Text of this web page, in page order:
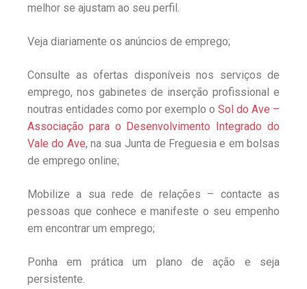
melhor se ajustam ao seu perfil.
Veja diariamente os anúncios de emprego;
Consulte as ofertas disponíveis nos serviços de
emprego, nos gabinetes de inserção profissional e
noutras entidades como por exemplo o Sol do Ave –
Associação para o Desenvolvimento Integrado do
Vale do Ave, na sua Junta de Freguesia e em bolsas
de emprego online;
Mobilize a sua rede de relações – contacte as
pessoas que conhece e manifeste o seu empenho
em encontrar um emprego;
Ponha em prática um plano de ação e seja
persistente.